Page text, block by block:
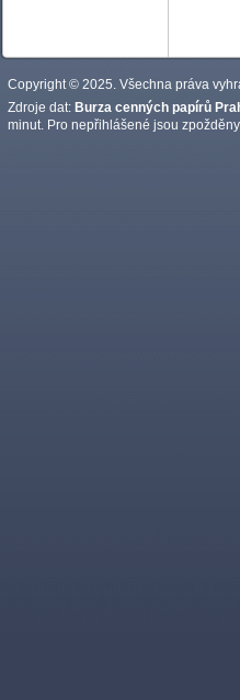
Copyright © 2025. Všechna práva
Zdroje dat: Burza cenných papírů
minut. Pro nepřihlášené jsou zpožděny